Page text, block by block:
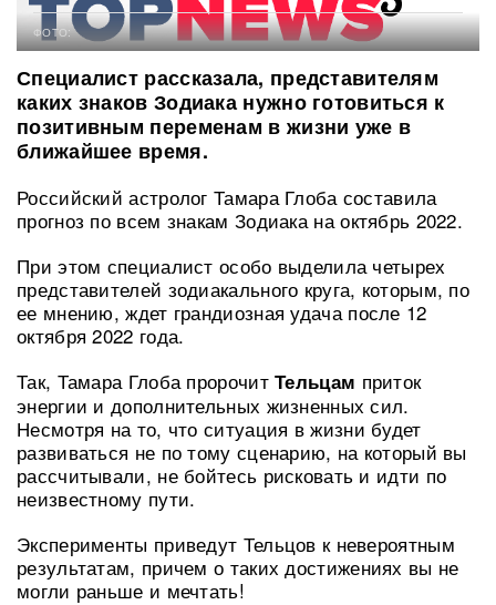
ФОТО:
Специалист рассказала, представителям
каких знаков Зодиака нужно готовиться к
позитивным переменам в жизни уже в
ближайшее время.
Российский астролог Тамара Глоба составила
прогноз по всем знакам Зодиака на октябрь 2022.
При этом специалист особо выделила четырех
представителей зодиакального круга, которым, по
ее мнению, ждет грандиозная удача после 12
октября 2022 года.
Так, Тамара Глоба пророчитТельцам приток
энергии и дополнительных жизненных сил.
Несмотря на то, что ситуация в жизни будет
развиваться не по тому сценарию, на который вы
рассчитывали, не бойтесь рисковать и идти по
неизвестному пути.
Эксперименты приведут Тельцов к невероятным
результатам, причем о таких достижениях вы не
могли раньше и мечтать!